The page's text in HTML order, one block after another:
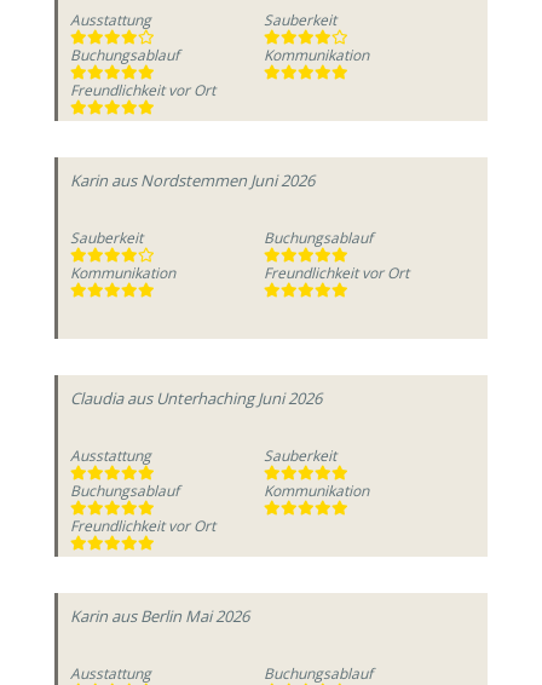
Ausstattung
Sauberkeit
Buchungsablauf
Kommunikation
Freundlichkeit vor Ort
Karin aus Nordstemmen Juni 2026
Sauberkeit
Buchungsablauf
Kommunikation
Freundlichkeit vor Ort
Claudiaaus Unterhaching Juni 2026
Ausstattung
Sauberkeit
Buchungsablauf
Kommunikation
Freundlichkeit vor Ort
Karin aus Berlin Mai 2026
Ausstattung
Buchungsablauf